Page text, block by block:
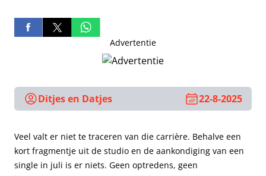
Advertentie
Ditjes en Datjes 22-8-2025
Veel valt er niet te traceren van die carrière. Behalve een
kort fragmentje uit de studio en de aankondiging van een
single in juli is er niets. Geen optredens, geen